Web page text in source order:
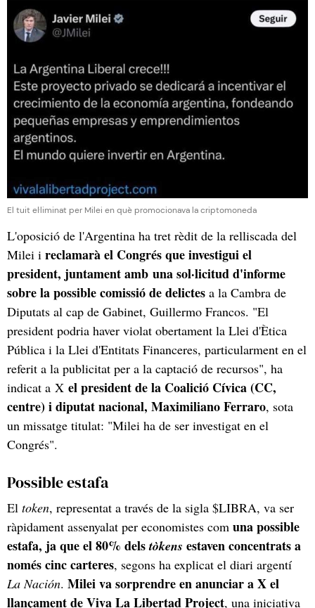
El tuit el·liminat per Milei en què promocionava la criptomoneda
L'oposició de l'Argentina ha tret rèdit de la relliscada del
Milei i reclamarà el Congrés que investigui el
president, juntament amb una sol·licitud d'informe
sobre la possible comissió de delictes a la Cambra de
Diputats al cap de Gabinet, Guillermo Francos. "El
president podria haver violat obertament la Llei d'Ètica
Pública i la Llei d'Entitats Financeres, particularment en el
referit a la publicitat per a la captació de recursos", ha
indicat a X el president de la Coalició Cívica (CC,
centre) i diputat nacional, Maximiliano Ferraro, sota
un missatge titulat: "Milei ha de ser investigat en el
Congrés".
Possible estafa
El token, representat a través de la sigla $LIBRA, va ser
ràpidament assenyalat per economistes com una possible
estafa, ja que el 80% delstòkens estaven concentrats a
només cinc carteres, segons ha explicat el diari argentí
La Nación. Milei va sorprendre en anunciar a X el
llançament de Viva La Libertad Project, una iniciativa